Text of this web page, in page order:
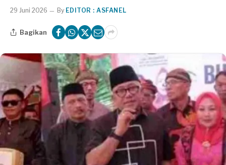
29 Juni 2026 By EDITOR : ASFANEL
Bagikan